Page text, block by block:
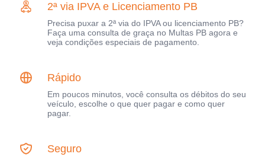
2ª via IPVA e Licenciamento PB
Precisa puxar a 2ª via do IPVA ou licenciamento PB?
Faça uma consulta de graça no Multas PB agora e
veja condições especiais de pagamento.
Rápido
Em poucos minutos, você consulta os débitos do seu
veículo, escolhe o que quer pagar e como quer
pagar.
Seguro